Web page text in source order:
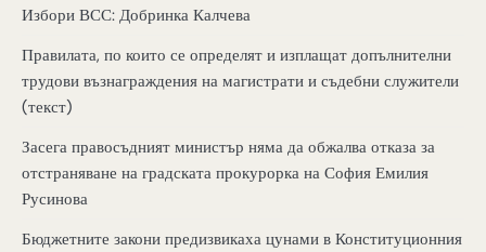
Избори ВСС: Добринка Калчева
Правилата, по които се определят и изплащат допълнителни
трудови възнаграждения на магистрати и съдебни служители
(текст)
Засега правосъдният министър няма да обжалва отказа за
отстраняване на градската прокурорка на София Емилия
Русинова
Бюджетните закони предизвикаха цунами в Конституционния